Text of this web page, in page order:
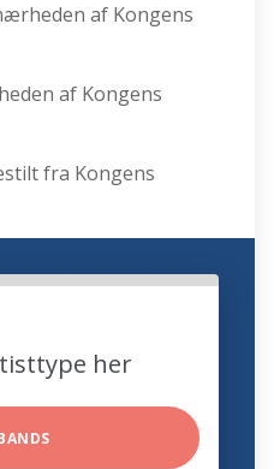
af Kongens
af Kongens
fra Kongens
her